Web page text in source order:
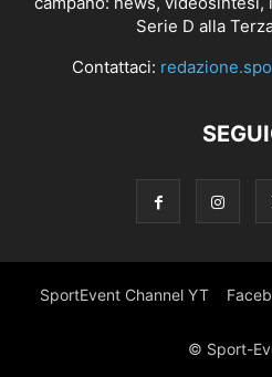
Serie D alla
Contattaci:
SportEvent Channel YT
© Sport-